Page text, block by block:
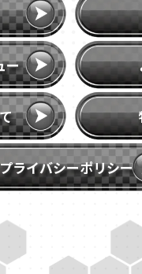
ー
ライバシーポリシ